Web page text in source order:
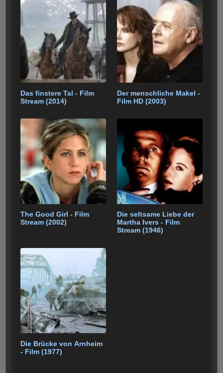
Das finstere Tal - Film
Stream (2014)
Der menschliche Makel -
Film HD (2003)
The Good Girl - Film
Stream (2002)
Die seltsame Liebe der
Martha Ivers - Film
Stream (1946)
Die Brücke von Arnheim
- Film (1977)